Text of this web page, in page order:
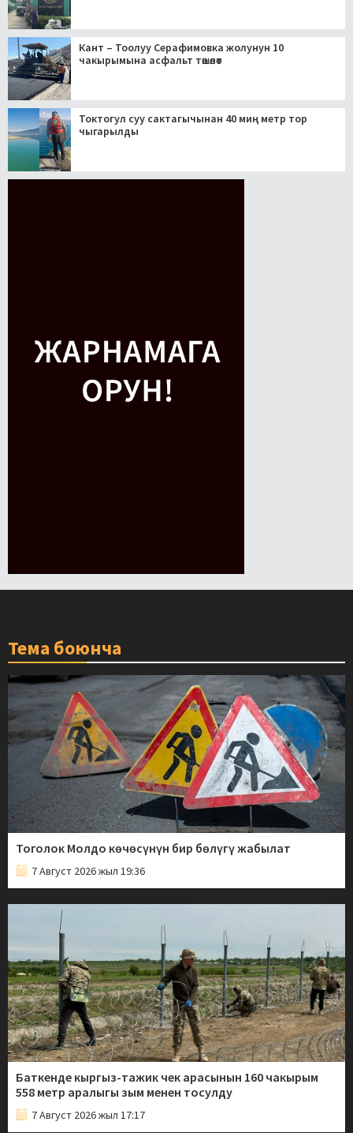
Кант – Тоолуу Серафимовка жолунун 10
чакырымына асфальт төшөлөт
Токтогул суу сактагычынан 40 миң метр тор
чыгарылды
Тема боюнча
Тоголок Молдо көчөсүнүн бир бөлүгү жабылат
7 Август 2026 жыл 19:36
Баткенде кыргыз-тажик чек арасынын 160 чакырым
558 метр аралыгы зым менен тосулду
7 Август 2026 жыл 17:17